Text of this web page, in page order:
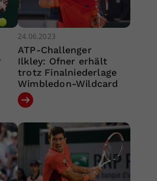
24.06.2023
ATP-Challenger
Ilkley: Ofner erhält
trotz Finalniederlage
Wimbledon-Wildcard